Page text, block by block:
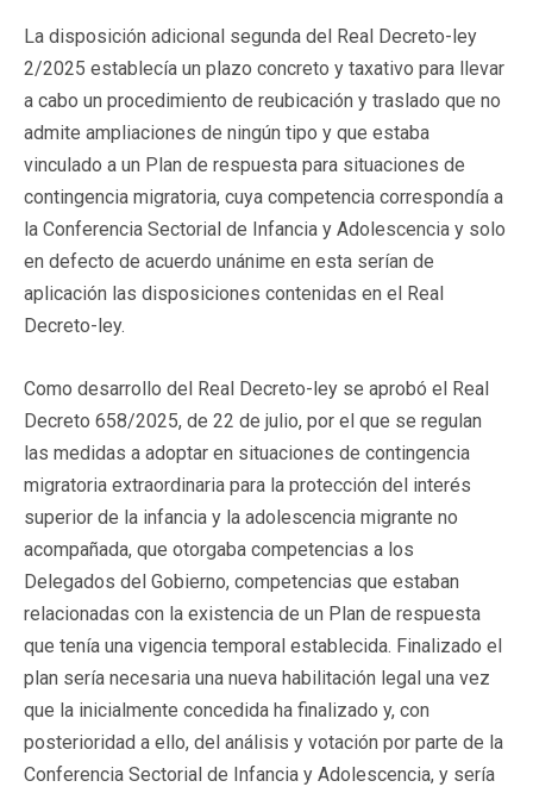
La disposición adicional segunda del Real Decreto-ley
2/2025 establecía un plazo concreto y taxativo para llevar
a cabo un procedimiento de reubicación y traslado que no
admite ampliaciones de ningún tipo y que estaba
vinculado a un Plan de respuesta para situaciones de
contingencia migratoria, cuya competencia correspondía a
la Conferencia Sectorial de Infancia y Adolescencia y solo
en defecto de acuerdo unánime en esta serían de
aplicación las disposiciones contenidas en el Real
Decreto-ley.
Como desarrollo del Real Decreto-ley se aprobó el Real
Decreto 658/2025, de 22 de julio, por el que se regulan
las medidas a adoptar en situaciones de contingencia
migratoria extraordinaria para la protección del interés
superior de la infancia y la adolescencia migrante no
acompañada, que otorgaba competencias a los
Delegados del Gobierno, competencias que estaban
relacionadas con la existencia de un Plan de respuesta
que tenía una vigencia temporal establecida. Finalizado el
plan sería necesaria una nueva habilitación legal una vez
que la inicialmente concedida ha finalizado y, con
posterioridad a ello, del análisis y votación por parte de la
Conferencia Sectorial de Infancia y Adolescencia, y sería